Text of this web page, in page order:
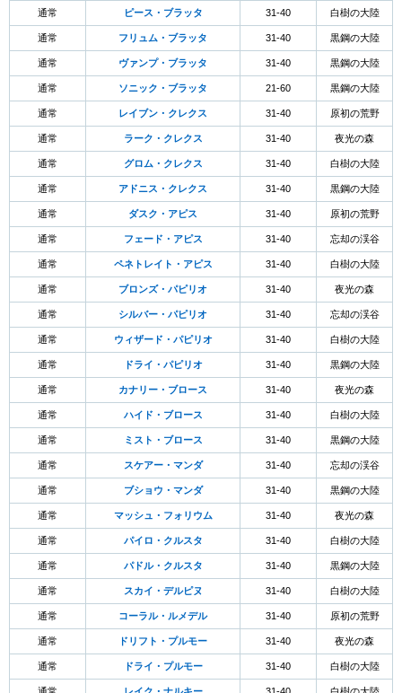
通常 ピース・ブラッタ 31-40 白樹の大陸
通常 フリュム・ブラッタ 31-40 黒鋼の大陸
通常 ヴァンプ・ブラッタ 31-40 黒鋼の大陸
通常 ソニック・ブラッタ 21-60 黒鋼の大陸
通常 レイブン・クレクス 31-40 原初の荒野
通常 ラーク・クレクス 31-40 夜光の森
通常 グロム・クレクス 31-40 白樹の大陸
通常 アドニス・クレクス 31-40 黒鋼の大陸
通常 ダスク・アピス 31-40 原初の荒野
通常 フェード・アピス 31-40 忘却の渓谷
通常 ペネトレイト・アピス 31-40 白樹の大陸
通常 ブロンズ・パピリオ 31-40 夜光の森
通常 シルバー・パピリオ 31-40 忘却の渓谷
通常 ウィザード・パピリオ 31-40 白樹の大陸
通常 ドライ・パピリオ 31-40 黒鋼の大陸
通常 カナリー・ブロース 31-40 夜光の森
通常 ハイド・ブロース 31-40 白樹の大陸
通常 ミスト・ブロース 31-40 黒鋼の大陸
通常 スケアー・マンダ 31-40 忘却の渓谷
通常 ブショウ・マンダ 31-40 黒鋼の大陸
通常 マッシュ・フォリウム 31-40 夜光の森
通常 パイロ・クルスタ 31-40 白樹の大陸
通常 パドル・クルスタ 31-40 黒鋼の大陸
通常 スカイ・デルピヌ 31-40 白樹の大陸
通常 コーラル・ルメデル 31-40 原初の荒野
通常 ドリフト・プルモー 31-40 夜光の森
通常 ドライ・プルモー 31-40 白樹の大陸